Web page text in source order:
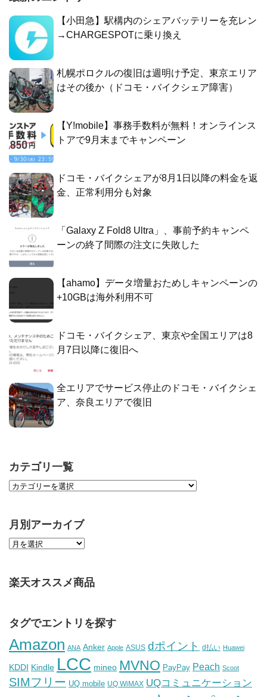
【小田急】駅構内のシェアバッテリーを充レン
→CHARGESPOTに乗り換え
札幌ポロクルの復旧は週明け予定、東京エリア
はその後か（ドコモ・バイクシェア障害）
【Y!mobile】事務手数料が無料！オンラインス
トアで9月末までキャンペーン
ドコモ・バイクシェアが8月1日以降の料金を返
金、正常利用分も対象
「Galaxy Z Fold8 Ultra」、事前予約キャンペ
ーンの終了間際の注文に失敗した
【ahamo】データ増量おためしキャンペーンの
+10GBは海外利用不可
ドコモ・バイクシェア、東京や全国エリアは8
月7日以降に復旧へ
全エリアでサービス停止のドコモ・バイクシェ
ア、奈良エリアで復旧
カテゴリ一覧
月別アーカイブ
楽天オススメ商品
タグでエントリを探す
Amazon ANA Anker Apple ASUS dポイント d払い Huawei
KDDI Kindle LCC mineo MVNO PayPay Peach Scoot
SIMフリー UQ mobile UQ WiMAX UQコミュニケーション